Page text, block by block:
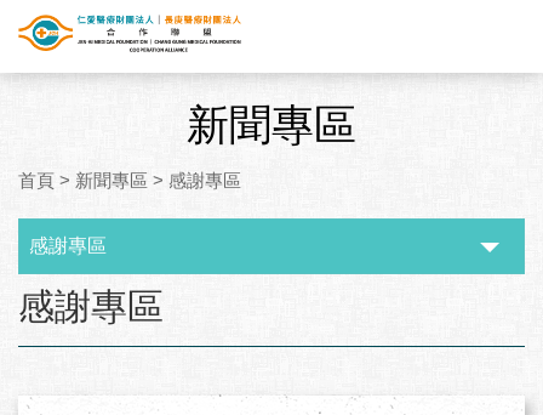
新聞專區
首頁 > 新聞專區 > 感謝專區
感謝專區
感謝專區